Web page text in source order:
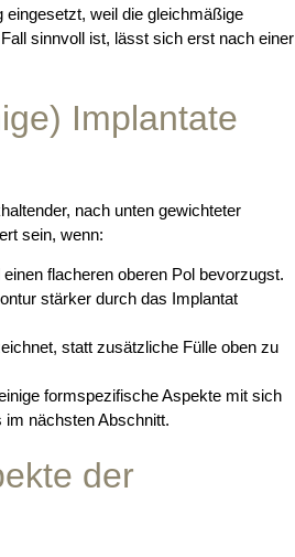
weil die gleichmäßige
sinnvoll ist, lässt sich erst nach einer
Implantate
nach unten gewichteter
sein, wenn:
flacheren oberen Pol bevorzugst.
stärker durch das Implantat
statt zusätzliche Fülle oben zu
formspezifische Aspekte mit sich
im nächsten Abschnitt.
der